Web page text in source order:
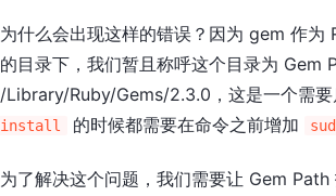
为什么会出现这样的错误？因为 gem 作
的目录下，我们暂且称呼这个目录为 Gem
/Library/Ruby/Gems/2.3.0，这是一个需要
install
的时候都需要在命令之前增加
为了解决这个问题，我们需要让 Gem